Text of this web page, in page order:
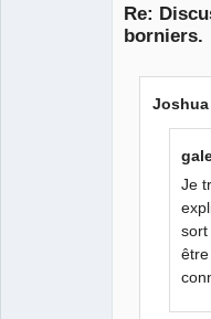
Re:
borniers.
Je
sort